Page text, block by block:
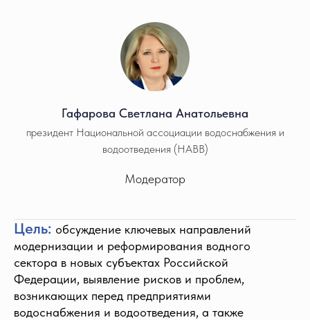
Гафарова Светлана Анатольевна
президент Национальной ассоциации водоснабжения и
водоотведения (НАВВ)
Модератор
Цель: обсуждение ключевых направлений
модернизации и реформирования водного
сектора в новых субъектах Российской
Федерации, выявление рисков и проблем,
возникающих перед предприятиями
водоснабжения и водоотведения, а также